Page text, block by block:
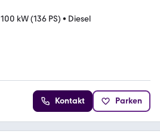
100 kW (136 PS) • Diesel
Kontakt Parken